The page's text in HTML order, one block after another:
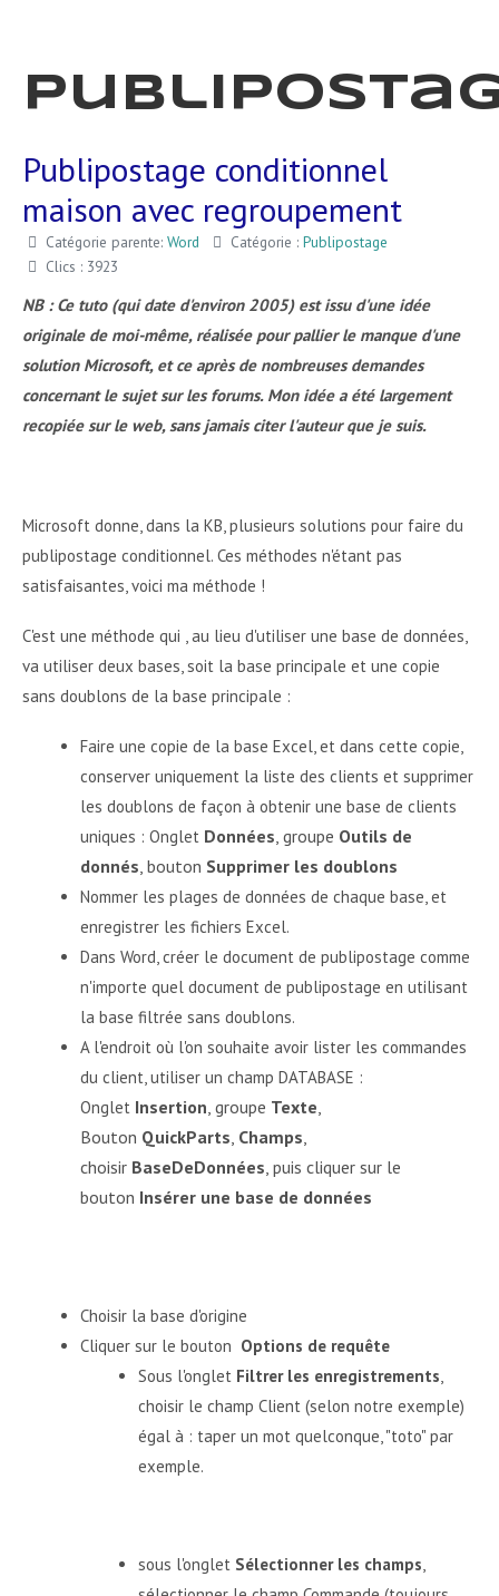
Publipostage conditionnel
maison avec regroupement
Catégorie parente: Word Catégorie : Publipostage
Clics : 3923
NB : Ce tuto (qui date d'environ 2005) est issu d'une idée
originale de moi-même, réalisée pour pallier le manque d'une
solution Microsoft, et ce après de nombreuses demandes
concernant le sujet sur les forums. Mon idée a été largement
recopiée sur le web, sans jamais citer l'auteur que je suis.
Microsoft donne, dans la KB, plusieurs solutions pour faire du
publipostage conditionnel. Ces méthodes n'étant pas
satisfaisantes, voici ma méthode !
C'est une méthode qui , au lieu d'utiliser une base de données,
va utiliser deux bases, soit la base principale et une copie
sans doublons de la base principale :
Faire une copie de la base Excel, et dans cette copie,
conserver uniquement la liste des clients et supprimer
les doublons de façon à obtenir une base de clients
uniques : Onglet Données, groupe Outils de
donnés, bouton Supprimer les doublons
Nommer les plages de données de chaque base, et
enregistrer les fichiers Excel.
Dans Word, créer le document de publipostage comme
n'importe quel document de publipostage en utilisant
la base filtrée sans doublons.
A l'endroit où l'on souhaite avoir lister les commandes
du client, utiliser un champ DATABASE :
Onglet Insertion, groupe Texte,
Bouton QuickParts, Champs,
choisir BaseDeDonnées, puis cliquer sur le
bouton Insérer une base de données
Choisir la base d'origine
Cliquer sur le bouton Options de requête
Sous l'onglet Filtrer les enregistrements,
choisir le champ Client (selon notre exemple)
égal à : taper un mot quelconque, "toto" par
exemple.
sous l'onglet Sélectionner les champs,